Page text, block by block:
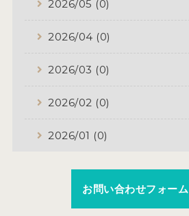
2026/05 (0)
2026/04 (0)
2026/03 (0)
2026/02 (0)
2026/01 (0)
お問い合わせフォーム